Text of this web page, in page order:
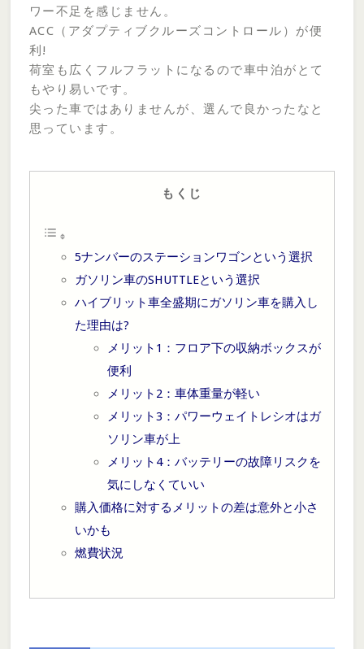
ワー不足を感じません。
ACC（アダプティブクルーズコントロール）が便
利!
荷室も広くフルフラットになるので車中泊がとて
もやり易いです。
尖った車ではありませんが、選んで良かったなと
思っています。
もくじ
5ナンバーのステーションワゴンという選択
ガソリン車のSHUTTLEという選択
ハイブリット車全盛期にガソリン車を購入し
た理由は?
メリット1：フロア下の収納ボックスが
便利
メリット2：車体重量が軽い
メリット3：パワーウェイトレシオはガ
ソリン車が上
メリット4：バッテリーの故障リスクを
気にしなくていい
購入価格に対するメリットの差は意外と小さ
いかも
燃費状況